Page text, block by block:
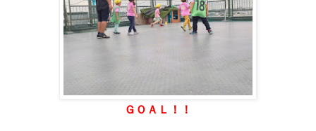
ＧＯＡＬ！！